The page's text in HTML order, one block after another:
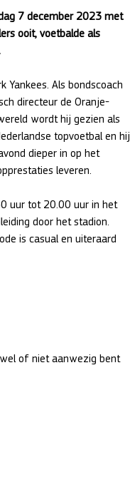
7 december 2023 met
ooit, voetbalde als
Yankees. Als bondscoach
directeur de Oranje-
wordt hij gezien als
topvoetbal en hij
dieper in op het
leveren.
uur tot 20.00 uur in het
door het stadion.
is casual en uiteraard
of niet aanwezig bent